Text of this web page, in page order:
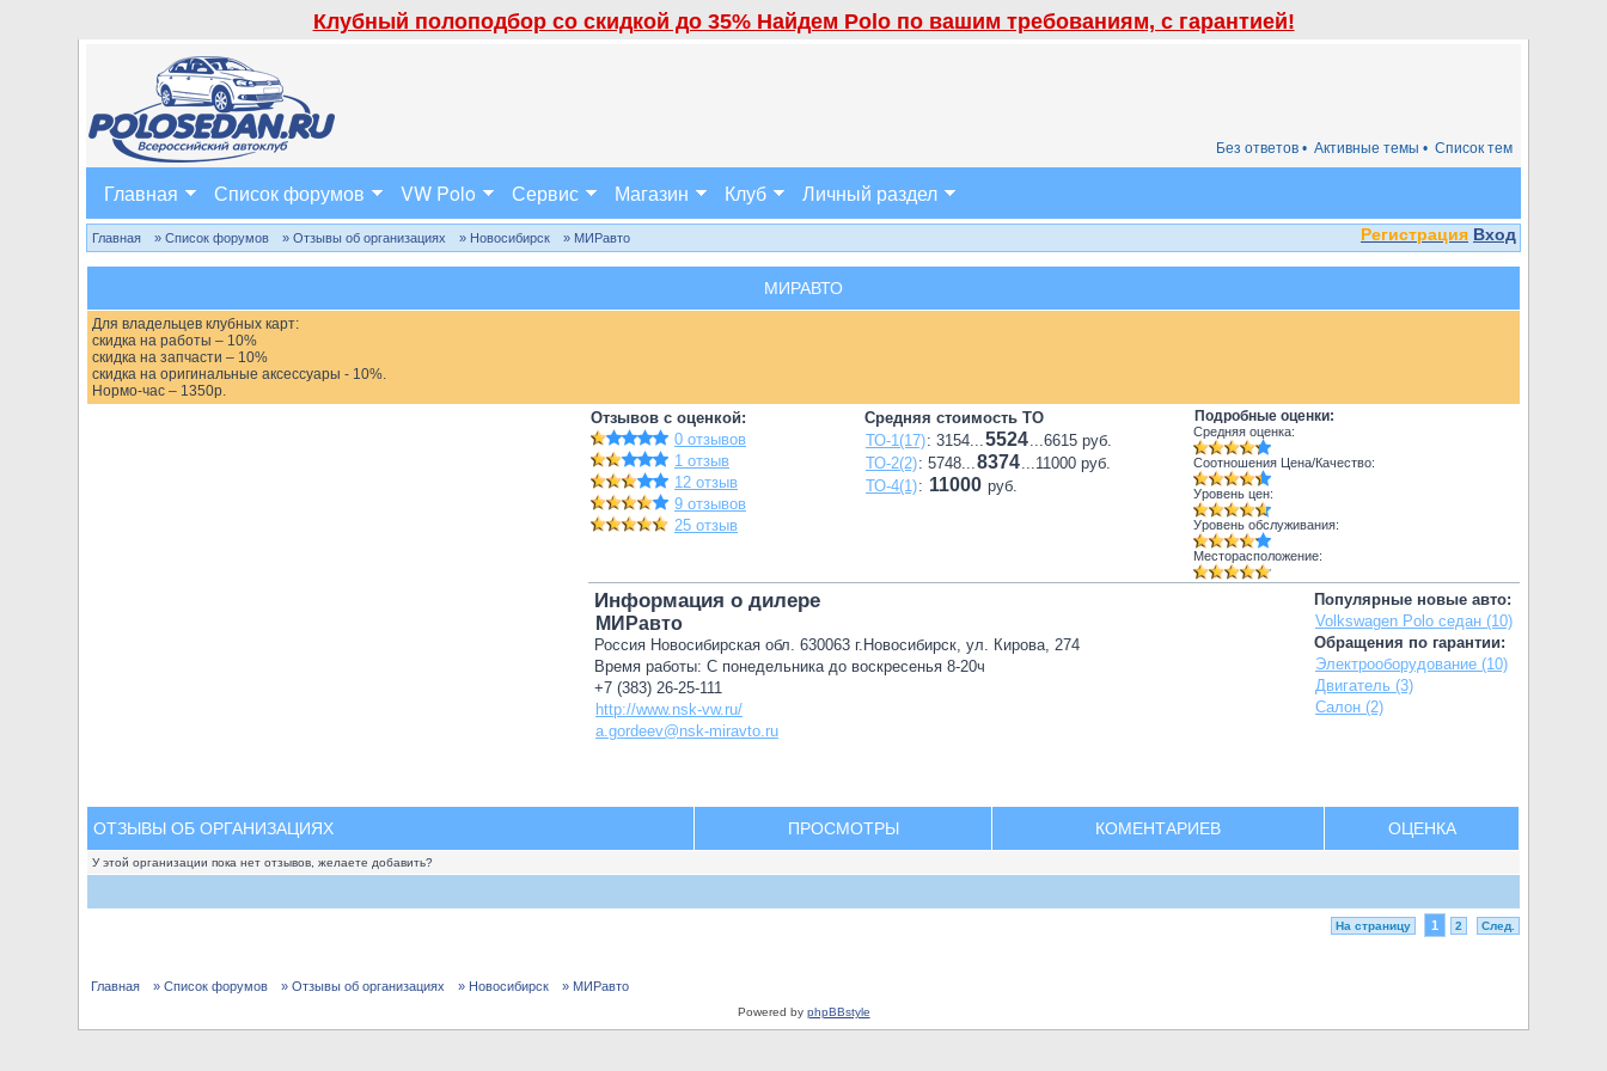
Клубный полоподбор со скидкой до 35% Найдем Polo по вашим требованиям, с гарантией!
Список тем
Активные темы •
Без ответов •
Главная Список форумов VW Polo Сервис Магазин Клуб Личный раздел
Регистрация Вход
Главная » Список форумов » Отзывы об организациях » Новосибирск » МИРавто
МИРАВТО
Для владельцев клубных карт:
скидка на работы – 10%
скидка на запчасти – 10%
скидка на оригинальные аксессуары - 10%.
Нормо-час – 1350р.
Отзывов с оценкой:
0 отзывов
1 отзыв
12 отзыв
9 отзывов
25 отзыв
Средняя стоимость ТО
ТО-1(17): 3154...5524...6615 руб.
ТО-2(2): 5748...8374...11000 руб.
ТО-4(1): 11000 руб.
Подробные оценки:
Средняя оценка:
Соотношения Цена/Качество:
Уровень цен:
Уровень обслуживания:
Месторасположение:
Популярные новые авто:
Volkswagen Polo седан (10)
Обращения по гарантии:
Электрооборудование (10)
Двигатель (3)
Салон (2)
Информация о дилере
МИРавто
Россия Новосибирская обл. 630063 г.Новосибирск, ул. Кирова, 274
Время работы: С понедельника до воскресенья 8-20ч
+7 (383) 26-25-111
http://www.nsk-vw.ru/
a.gordeev@nsk-miravto.ru
ОТЗЫВЫ ОБ ОРГАНИЗАЦИЯХ ПРОСМОТРЫ КОМЕНТАРИЕВ ОЦЕНКА
У этой организации пока нет отзывов, желаете добавить?
На страницу 1 2 След.
Главная » Список форумов » Отзывы об организациях » Новосибирск » МИРавто
Powered by phpBBstyle